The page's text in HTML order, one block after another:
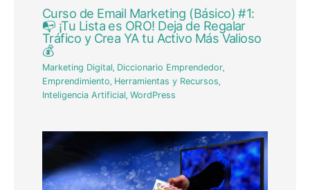
Curso de Email Marketing (Básico) #1:
📭 ¡Tu Lista es ORO! Deja de Regalar
Tráfico y Crea YA tu Activo Más Valioso
💰
Marketing Digital, Diccionario Emprendedor,
Emprendimiento, Herramientas y Recursos,
Inteligencia Artificial,WordPress